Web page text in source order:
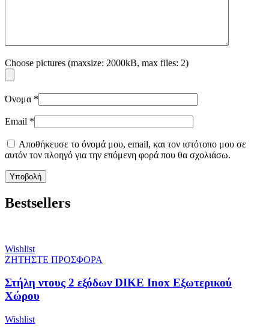
Choose pictures (maxsize: 2000kB, max files: 2)
Όνομα *
Email *
Αποθήκευσε το όνομά μου, email, και τον ιστότοπο μου σε
αυτόν τον πλοηγό για την επόμενη φορά που θα σχολιάσω.
Bestsellers
Wishlist
ΖΗΤΗΣΤΕ ΠΡΟΣΦΟΡΑ
Στήλη ντους 2 εξόδων DIKE Inox Εξωτερικού
Χώρου
Wishlist